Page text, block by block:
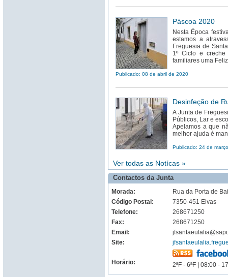
Páscoa 2020
Nesta Época
estamos a
Freguesia de
1º Ciclo e
familiares uma
Publicado: 08 de abril de 2020
Desinfeção de
A Junta de
Públicos, Lar e
Apelamos a que
melhor ajuda é
Publicado: 24 de
Ver todas as Notícas »
Contactos da Junta
Morada:
Rua da Porta de
Código Postal:
7350-451 Elvas
Telefone:
268671250
Fax:
268671250
Email:
Site:
Horário: 2ªF - 6ªF | 08:00 -